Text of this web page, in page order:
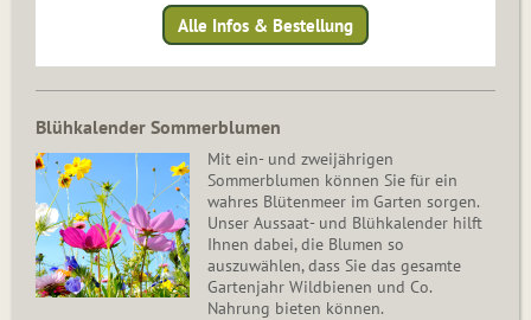
Alle Infos & Bestellung
Blühkalender Sommerblumen
Mit ein- und zweijährigen
Sommerblumen können Sie für ein
wahres Blütenmeer im Garten sorgen.
Unser Aussaat- und Blühkalender hilft
Ihnen dabei, die Blumen so
auszuwählen, dass Sie das gesamte
Gartenjahr Wildbienen und Co.
Nahrung bieten können.